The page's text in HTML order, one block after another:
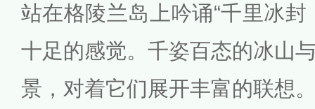
站在格陵兰岛上吟诵“千里冰封
十足的感觉。千姿百态的冰山
景，对着它们展开丰富的联想